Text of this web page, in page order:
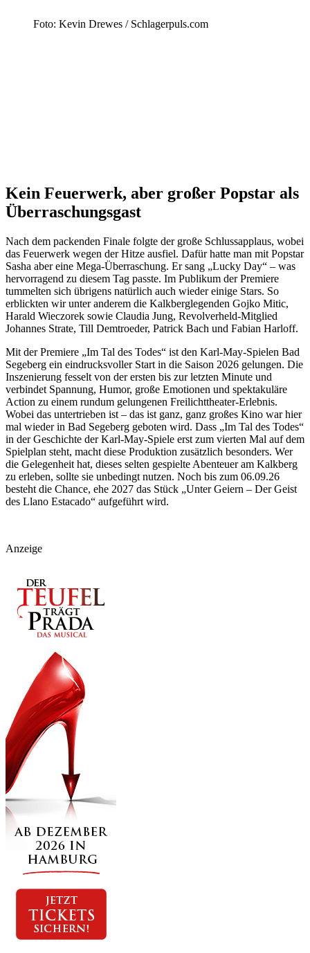
Foto: Kevin Drewes / Schlagerpuls.com
Kein Feuerwerk, aber großer Popstar als
Überraschungsgast
Nach dem packenden Finale folgte der große Schlussapplaus, wobei
das Feuerwerk wegen der Hitze ausfiel. Dafür hatte man mit Popstar
Sasha aber eine Mega-Überraschung. Er sang „Lucky Day“ – was
hervorragend zu diesem Tag passte. Im Publikum der Premiere
tummelten sich übrigens natürlich auch wieder einige Stars. So
erblickten wir unter anderem die Kalkberglegenden Gojko Mitic,
Harald Wieczorek sowie Claudia Jung, Revolverheld-Mitglied
Johannes Strate, Till Demtroeder, Patrick Bach und Fabian Harloff.
Mit der Premiere „Im Tal des Todes“ ist den Karl-May-Spielen Bad
Segeberg ein eindrucksvoller Start in die Saison 2026 gelungen. Die
Inszenierung fesselt von der ersten bis zur letzten Minute und
verbindet Spannung, Humor, große Emotionen und spektakuläre
Action zu einem rundum gelungenen Freilichttheater-Erlebnis.
Wobei das untertrieben ist – das ist ganz, ganz großes Kino war hier
mal wieder in Bad Segeberg geboten wird. Dass „Im Tal des Todes“
in der Geschichte der Karl-May-Spiele erst zum vierten Mal auf dem
Spielplan steht, macht diese Produktion zusätzlich besonders. Wer
die Gelegenheit hat, dieses selten gespielte Abenteuer am Kalkberg
zu erleben, sollte sie unbedingt nutzen. Noch bis zum 06.09.26
besteht die Chance, ehe 2027 das Stück „Unter Geiern – Der Geist
des Llano Estacado“ aufgeführt wird.
Anzeige